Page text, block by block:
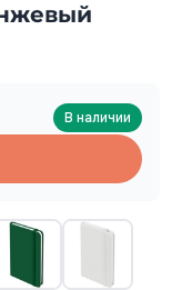
В наличии